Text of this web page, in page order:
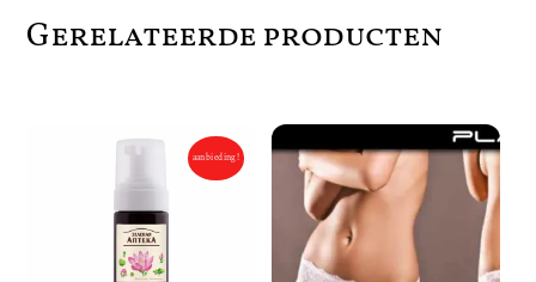
Gerelateerde producten
aanbieding!